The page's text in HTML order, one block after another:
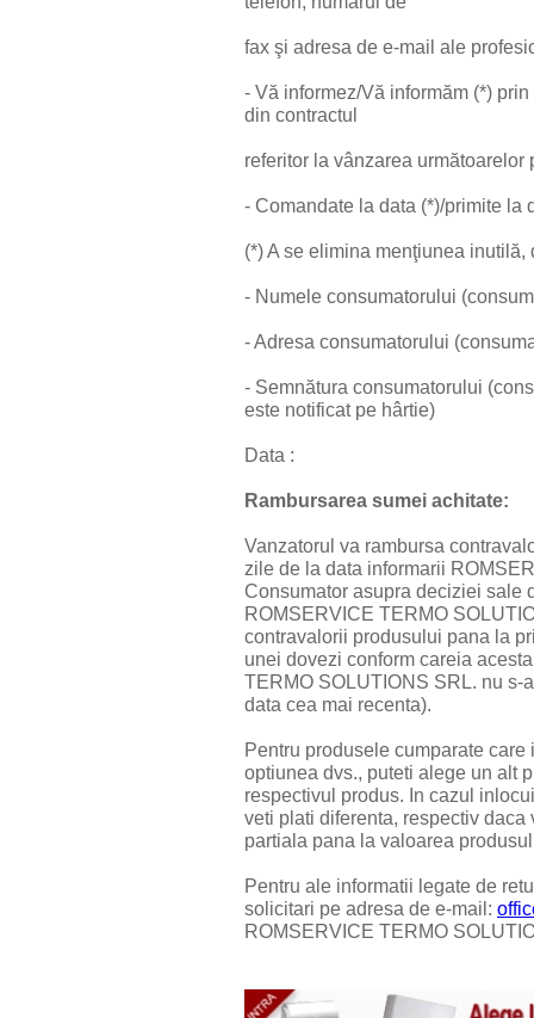
fax şi adresa de e-mail ale
- Vă informez/Vă informăm (*)
din contractul
referitor la vânzarea
- Comandate la data (*)/primite la
(*) A se elimina menţiunea inutilă,
- Numele consumatorului
- Adresa consumatorului
- Semnătura consumatorului
este notificat pe hârtie)
Data :
Rambursarea sumei achitate:
Vanzatorul va rambursa
zile de la data informarii
Consumator asupra deciziei sale
ROMSERVICE TERMO
contravalorii produsului pana la
unei dovezi conform careia
TERMO SOLUTIONS SRL. nu s-
data cea mai recenta).
Pentru produsele cumparate
optiunea dvs., puteti alege un alt
respectivul produs. In cazul
veti plati diferenta, respectiv
partiala pana la valoarea
Pentru ale informatii legate de
solicitari pe adresa de e-mail:
ROMSERVICE TERMO